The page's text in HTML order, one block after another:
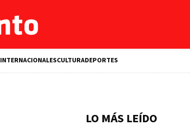
INTERNACIONALESCULTURADEPORTES
LO MÁS LEÍDO